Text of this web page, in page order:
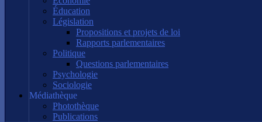
Éducation
Législation
Propositions et projets de loi
Rapports parlementaires
Politique
Questions parlementaires
Psychologie
Sociologie
Médiathèque
Photothèque
Publications